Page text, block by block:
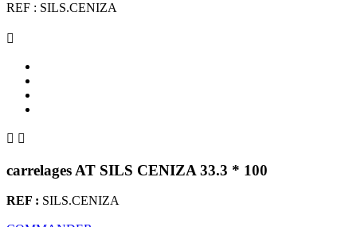
REF : SILS.CENIZA

 
carrelages AT SILS CENIZA 33.3 * 100
REF : SILS.CENIZA